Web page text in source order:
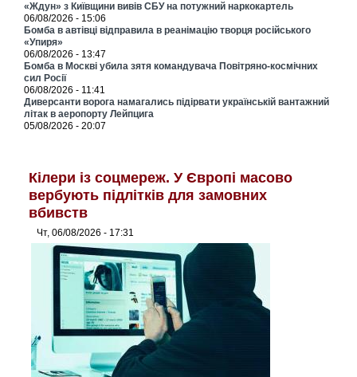
«Ждун» з Київщини вивів СБУ на потужний наркокартель
06/08/2026 - 15:06
Бомба в автівці відправила в реанімацію творця російського
«Упиря»
06/08/2026 - 13:47
Бомба в Москві убила зятя командувача Повітряно-космічних
сил Росії
06/08/2026 - 11:41
Диверсанти ворога намагались підірвати українській вантажний
літак в аеропорту Лейпцига
05/08/2026 - 20:07
Кілери із соцмереж. У Європі масово
вербують підлітків для замовних
вбивств
Чт, 06/08/2026 - 17:31